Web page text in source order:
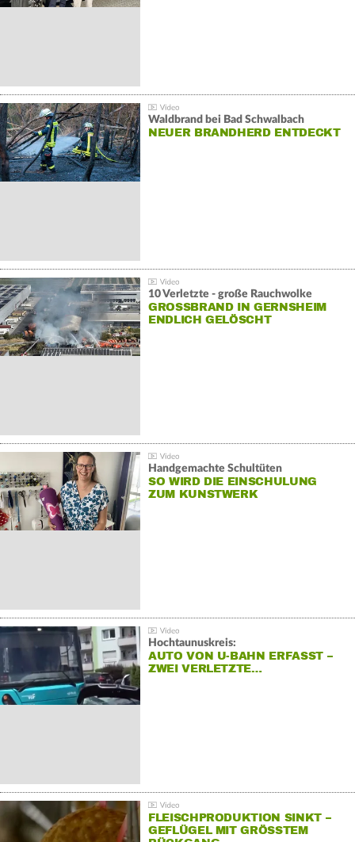
Waldbrand bei Bad Schwalbach
NEUER BRANDHERD ENTDECKT
10 Verletzte - große Rauchwolke
GROSSBRAND IN GERNSHEIM E
NDLICH GELÖSCHT
Handgemachte Schultüten
SO WIRD DIE EINSCHULUNG
ZUM KUNSTWERK
Hochtaunuskreis:
AUTO VON U-BAHN ERFASST –
ZWEI VERLETZTE…
FLEISCHPRODUKTION SINKT –
GEFLÜGEL MIT GRÖSSTEM R